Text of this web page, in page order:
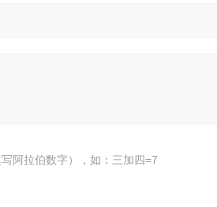
阿拉伯数字），如：三加四=7